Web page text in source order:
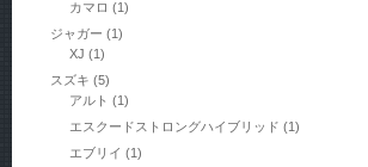
カマロ (1)
ジャガー (1)
XJ (1)
スズキ (5)
アルト (1)
エスクードストロングハイブリッド (1)
エブリイ (1)